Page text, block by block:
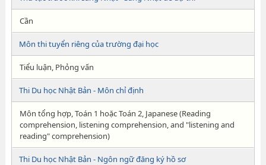
Cần
Môn thi tuyển riêng của trường đại học
Tiểu luận, Phỏng vấn
Thi Du học Nhật Bản - Môn chỉ định
Môn tổng hợp, Toán 1 hoặc Toán 2, Japanese (Reading
comprehension, listening comprehension, and "listening and
reading" comprehension)
Thi Du học Nhật Bản - Ngôn ngữ đăng ký hồ sơ